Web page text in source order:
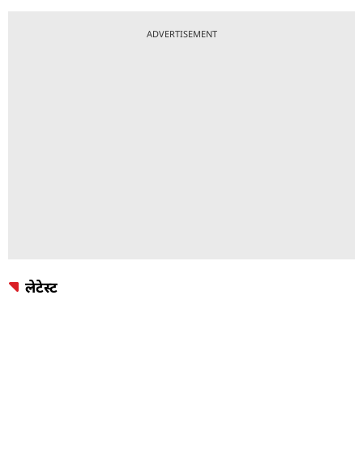
ADVERTISEMENT
लेटेस्ट